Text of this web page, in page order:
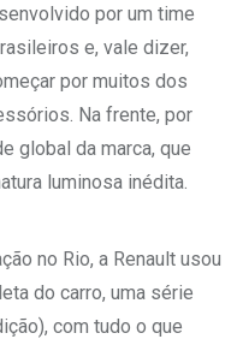
por um time
e, vale dizer,
por muitos dos
Na frente, por
global da marca, que
luminosa inédita.
no Rio, a Renault usou
do carro, uma série
com tudo o que